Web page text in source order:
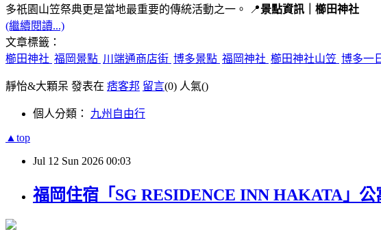
多祇園山笠祭典更是當地最重要的傳統活動之一。 📍景點資訊｜櫛田神社
(繼續閱讀...)
文章標籤：
櫛田神社 福岡景點 川端通商店街 博多景點 福岡神社 櫛田神社山笠 博多一
靜怡&大顆呆 發表在 痞客邦 留言(0) 人氣()
個人分類： 九州自由行
▲top
Jul 12 Sun 2026 00:03
福岡住宿「SG RESIDENCE INN HAKATA」